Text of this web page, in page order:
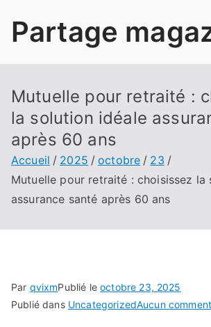
Partage
Mutuelle pour retraité :
la solution idéale
après 60 ans
Accueil 2025 octobre
23
Mutuelle pour retraité : choisissez la
assurance santé après 60 ans
Par qvixmPublié leoctobre 23, 2025
Publié dans UncategorizedAucun